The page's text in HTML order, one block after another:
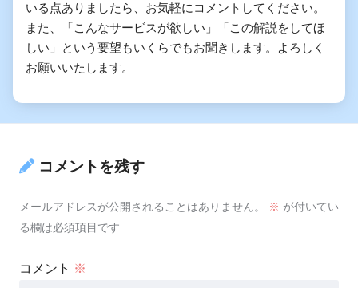
いる点ありましたら、お気軽にコメントしてください。
また、「こんなサービスが欲しい」「この解説をしてほ
しい」という要望もいくらでもお聞きします。よろしく
お願いいたします。
コメントを残す
メールアドレスが公開されることはありません。 ※ が付いてい
る欄は必須項目です
コメント ※